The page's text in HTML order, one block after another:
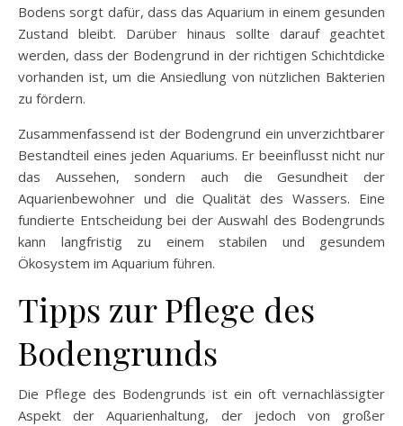
Bodens sorgt dafür, dass das Aquarium in einem gesunden
Zustand bleibt. Darüber hinaus sollte darauf geachtet
werden, dass der Bodengrund in der richtigen Schichtdicke
vorhanden ist, um die Ansiedlung von nützlichen Bakterien
zu fördern.
Zusammenfassend ist der Bodengrund ein unverzichtbarer
Bestandteil eines jeden Aquariums. Er beeinflusst nicht nur
das Aussehen, sondern auch die Gesundheit der
Aquarienbewohner und die Qualität des Wassers. Eine
fundierte Entscheidung bei der Auswahl des Bodengrunds
kann langfristig zu einem stabilen und gesundem
Ökosystem im Aquarium führen.
Tipps zur Pflege des
Bodengrunds
Die Pflege des Bodengrunds ist ein oft vernachlässigter
Aspekt der Aquarienhaltung, der jedoch von großer